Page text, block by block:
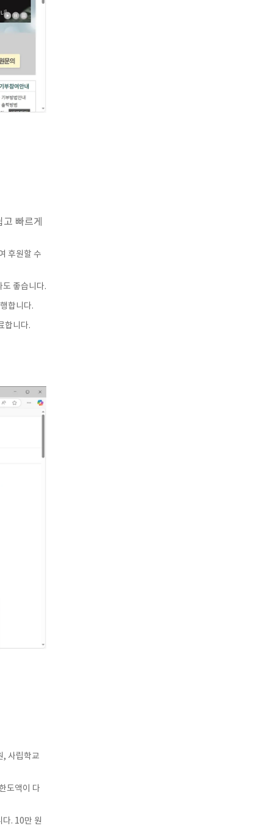
빠르게
후원할 수
좋습니다.
합니다.
합니다.
, 사립학교
도액이 다
. 10만 원